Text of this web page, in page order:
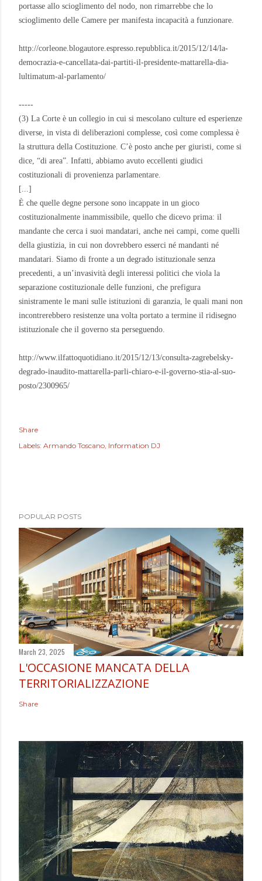
portasse allo scioglimento del nodo, non rimarrebbe che lo
scioglimento delle Camere per manifesta incapacità a funzionare.
http://corleone.blogautore.espresso.repubblica.it/2015/12/14/la-
democrazia-e-cancellata-dai-partiti-il-presidente-mattarella-dia-
lultimatum-al-parlamento/
-----
(3) La Corte è un collegio in cui si mescolano culture ed esperienze
diverse, in vista di deliberazioni complesse, così come complessa è
la struttura della Costituzione. C’è posto anche per giuristi, come si
dice, “di area”. Infatti, abbiamo avuto eccellenti giudici
costituzionali di provenienza parlamentare.
[...]
È che quelle degne persone sono incappate in un gioco
costituzionalmente inammissibile, quello che dicevo prima: il
mandante che cerca i suoi mandatari, anche nei campi, come quelli
della giustizia, in cui non dovrebbero esserci né mandanti né
mandatari. Siamo di fronte a un degrado istituzionale senza
precedenti, a un’invasività degli interessi politici che viola la
separazione costituzionale delle funzioni, che prefigura
sinistramente le mani sulle istituzioni di garanzia, le quali mani non
incontrerebbero resistenze una volta portato a termine il ridisegno
istituzionale che il governo sta perseguendo.
http://www.ilfattoquotidiano.it/2015/12/13/consulta-zagrebelsky-
degrado-inaudito-mattarella-parli-chiaro-e-il-governo-stia-al-suo-
posto/2300965/
Share
Labels: Armando Toscano Information DJ
POPULAR POSTS
March 23, 2025
L'OCCASIONE MANCATA DELLA
TERRITORIALIZZAZIONE
Share